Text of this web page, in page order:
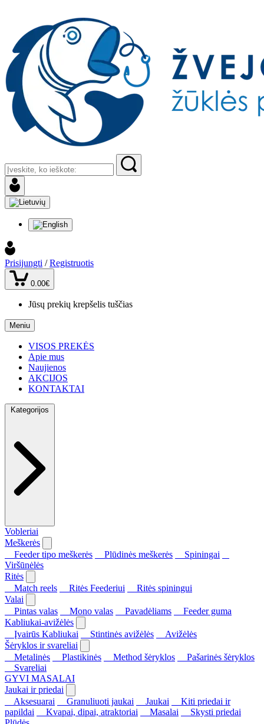
Prisijungti / Registruotis
0.00€
Jūsų prekių krepšelis tuščias
Meniu
VISOS PREKĖS
Apie mus
Naujienos
AKCIJOS
KONTAKTAI
Kategorijos
Vobleriai
Meškerės
Feeder tipo meškerės
Plūdinės meškerės
Spiningai
Viršūnėlės
Ritės
Match reels
Ritės Feederiui
Ritės spiningui
Valai
Pintas valas
Mono valas Pavadėliams
Feeder guma
Kabliukai-avižėlės
Įvairūs Kabliukai
Stintinės avižėlės
Avižėlės
Šėryklos ir svareliai
Metalinės
Plastikinės Method šėryklos
Pašarinės šėryklos
Svareliai
GYVI MASALAI
Jaukai ir priedai
Aksesuarai
Granuliuoti jaukai Jaukai
Kiti priedai ir
papildai
Kvapai, dipai, atraktoriai Masalai
Skysti priedai